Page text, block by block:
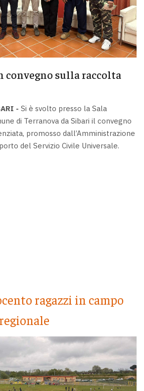
convegno sulla raccolta
- Si è svolto presso la Sala
di Terranova da Sibari il convegno
promosso dall’Amministrazione
del Servizio Civile Universale.
ragazzi in campo